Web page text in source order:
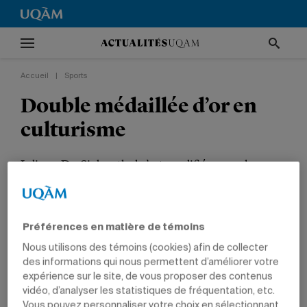
Accueil Sports
Double médaillée d’or en
culturisme
Juliana De Siebenthal s’est qualifiée pour les
Championnats canadiens à Toronto.
Juliana De Siebenthal.
Préférences en matière de témoins
Nous utilisons des témoins (cookies) afin de collecter
des informations qui nous permettent d’améliorer votre
expérience sur le site, de vous proposer des contenus
vidéo, d’analyser les statistiques de fréquentation, etc.